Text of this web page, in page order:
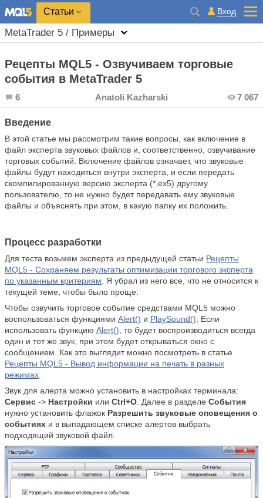
Статьи Вход
MetaTrader 5 / Примеры
Рецепты MQL5 - Озвучиваем торговые
события в MetaTrader 5
6 Anatoli Kazharski 7 067
Введение
В этой статье мы рассмотрим такие вопросы, как включение в
файл эксперта звуковых файлов и, соответственно, озвучивание
торговых событий. Включение файлов означает, что звуковые
файлы будут находиться внутри эксперта, и если передать
скомпилированную версию эксперта (*.ex5) другому
пользователю, то не нужно будет передавать ему звуковые
файлы и объяснять при этом, в какую папку их положить.
Процесс разработки
Для теста возьмем эксперта из предыдущей статьи Рецепты
MQL5 - Сохраняем результаты оптимизации торгового эксперта
по указанным критериям . Я убрал из него все, что не относится к
текущей теме, чтобы было проще.
Чтобы озвучить торговое событие средствами MQL5 можно
воспользоваться функциями Alert() и PlaySound() . Если
использовать функцию Alert() , то будет воспроизводиться всегда
один и тот же звук, при этом будет открываться окно с
сообщением. Как это выглядит можно посмотреть в статье
Рецепты MQL5 - Вывод информации на печать в разных
режимах
Звук для алерта можно установить в настройках терминала:
Сервис -> Настройки или Ctrl+O . Далее в разделе События
нужно установить флажок Разрешить звуковые оповещения о
событиях и в выпадающем списке алертов выбрать
подходящий звуковой файл.